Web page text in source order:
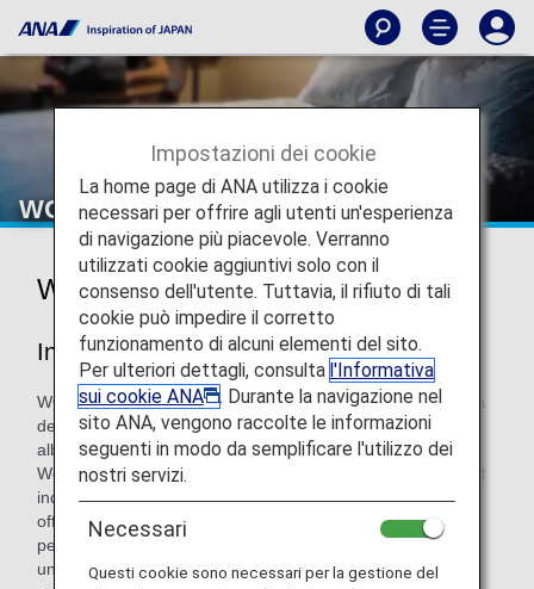
WORLDHOTELS
WORLDHOTELS
Informazioni su WorldHotels™
WORLDHOTELS™ è un marchio di hotel a gestione privata
del gruppo alberghiero globale BWH℠ Hotels. Fondato da
albergatori indipendenti impegnati nell'arte dell'ospitalità,
WorldHotels offre uno dei migliori portafogli di hotel e resort
indipendenti di tutto il mondo, sapientemente curati per
offrire esperienze uniche e coinvolgenti che connettono
persone e luoghi. WorldHotels comprende quattro linee
uniche, ciascuna con la propria personalità e il proprio stile
Impostazioni dei cookie
La home page di ANA utilizza i cookie
necessari per offrire agli utenti un'esperienza
di navigazione più piacevole. Verranno
utilizzati cookie aggiuntivi solo con il
consenso dell'utente. Tuttavia, il rifiuto di tali
cookie può impedire il corretto
funzionamento di alcuni elementi del sito.
Per ulteriori dettagli, consulta l'Informativa
sui cookie ANA
. Durante la navigazione nel
sito ANA, vengono raccolte le informazioni
seguenti in modo da semplificare l'utilizzo dei
nostri servizi.
Necessari
Questi cookie sono necessari per la gestione del